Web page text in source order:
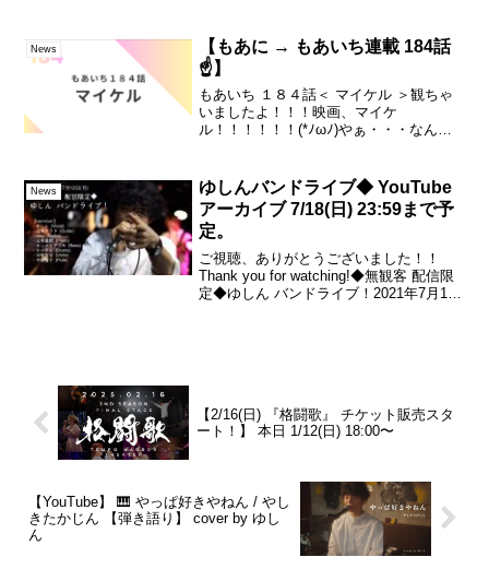
(アルバムパス制...
News
【もあに → もあいち連載 184話
☝️】
もあいち １８４話＜ マイケル ＞観ちゃ
いましたよ！！！映画、マイケ
ル！！！！！！(*ﾉωﾉ)やぁ・・・なんと
てみようかな・・とも、思うんですけれ
ど・・。どう・・言って...
News
ゆしんバンドライブ◆ YouTube
アーカイブ 7/18(日) 23:59まで予
定。
ご視聴、ありがとうございました！！
Thank you for watching!◆無観客 配信限
定◆ゆしん バンドライブ！2021年7月12
【2/16(日) 『格闘歌』 チケット販売スタ
ート！】 本日 1/12(日) 18:00〜
【YouTube】 🎹 やっぱ好きやねん / やし
きたかじん 【弾き語り】 cover by ゆし
ん